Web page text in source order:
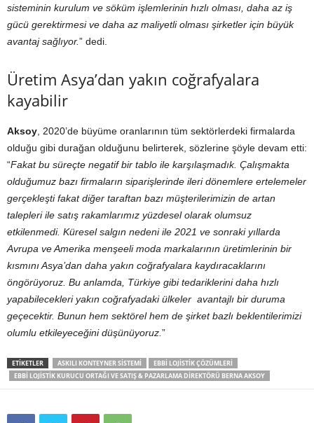
sisteminin kurulum ve söküm işlemlerinin hızlı olması, daha az iş
gücü gerektirmesi ve daha az maliyetli olması şirketler için büyük
avantaj sağlıyor.” dedi.
Üretim Asya’dan yakın coğrafyalara
kayabilir
Aksoy , 2020’de büyüme oranlarının tüm sektörlerdeki firmalarda
olduğu gibi durağan olduğunu belirterek, sözlerine şöyle devam etti:
“Fakat bu süreçte negatif bir tablo ile karşılaşmadık. Çalışmakta
olduğumuz bazı firmaların siparişlerinde ileri dönemlere ertelemeler
gerçekleşti fakat diğer taraftan bazı müşterilerimizin de artan
talepleri ile satış rakamlarımız yüzdesel olarak olumsuz
etkilenmedi. Küresel salgın nedeni ile 2021 ve sonraki yıllarda
Avrupa ve Amerika menşeeli moda markalarının üretimlerinin bir
kısmını Asya’dan daha yakın coğrafyalara kaydıracaklarını
öngörüyoruz. Bu anlamda, Türkiye gibi tedariklerini daha hızlı
yapabilecekleri yakın coğrafyadaki ülkeler avantajlı bir duruma
geçecektir. Bunun hem sektörel hem de şirket bazlı beklentilerimizi
olumlu etkileyeceğini düşünüyoruz. ”
ETIKETLER ASKILI KONTEYNER SISTEMI
EBBI LOJISTIK ÇÖZÜMLERI
EBBI LOJISTIK KURUCU ORTAĞI VE SATIŞ & PAZARLAMA DIREKTÖRÜ BERNA AKSOY